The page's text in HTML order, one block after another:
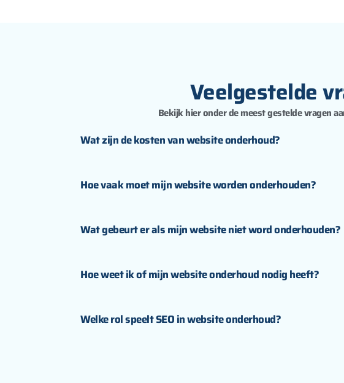
Veelgestelde
Bekijk hier onder de meest gestelde vragen
Wat zijn de kosten van website onderhoud?
Hoe vaak moet mijn website worden onderhouden?
Wat gebeurt er als mijn website niet word onderhouden?
Hoe weet ik of mijn website onderhoud nodig heeft?
Welke rol speelt SEO in website onderhoud?